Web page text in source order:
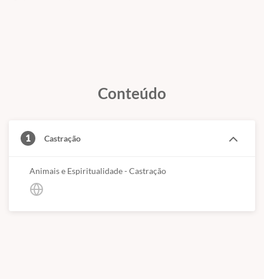
Conteúdo
1 Castração
Animais e Espiritualidade - Castração